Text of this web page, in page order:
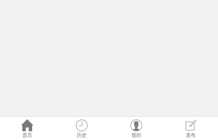
首页 历史 我的 发布